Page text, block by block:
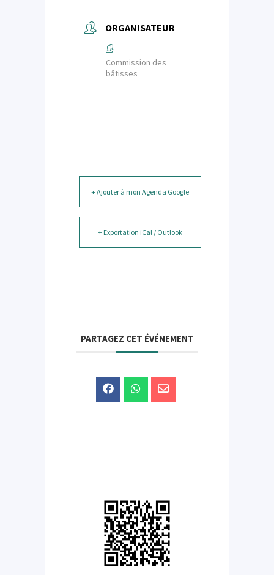
ORGANISATEUR
Commission des
bâtisses
+ Ajouter à mon Agenda Google
+ Exportation iCal / Outlook
PARTAGEZ CET ÉVÉNEMENT